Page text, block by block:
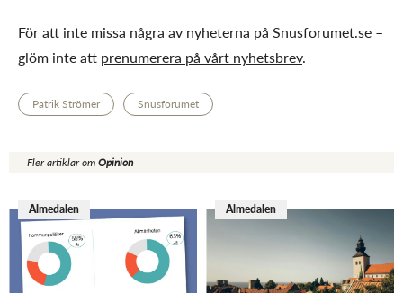
För att inte missa några av nyheterna på Snusforumet.se –
glöm inte att prenumerera på vårt nyhetsbrev.
Patrik Strömer Snusforumet
Fler artiklar omOpinion
Almedalen Almedalen